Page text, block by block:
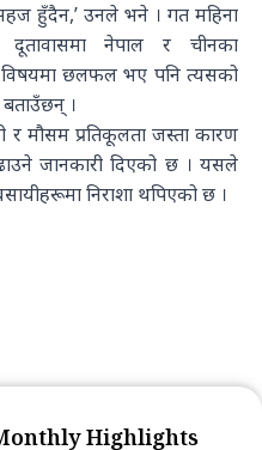
सहज हुँदैन,’ उनले भने । गत महिना
दूतावासमा नेपाल र चीनका
विषयमा छलफल भए पनि त्यसको
।
र मौसम प्रतिकूलता जस्ता कारण
जानकारी दिएको छ । यसले
निराशा थपिएको छ ।
Highlights